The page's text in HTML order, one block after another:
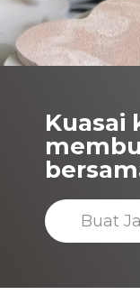
Kuasai
Buat